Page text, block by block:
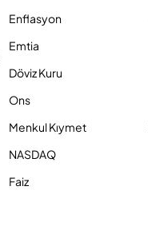
Enflasyon
Emtia
Döviz Kuru
Ons
Menkul Kıymet
NASDAQ
Faiz